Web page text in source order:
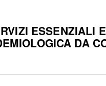
ESSENZIALI
DA